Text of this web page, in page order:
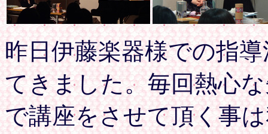
昨日伊藤楽器様での指
てきました。毎回熱心
で講座をさせて頂く事